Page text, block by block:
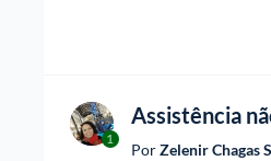
1
Assistência
Por Zelenir Chagas